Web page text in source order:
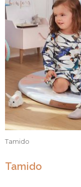
Tamido
Tamido